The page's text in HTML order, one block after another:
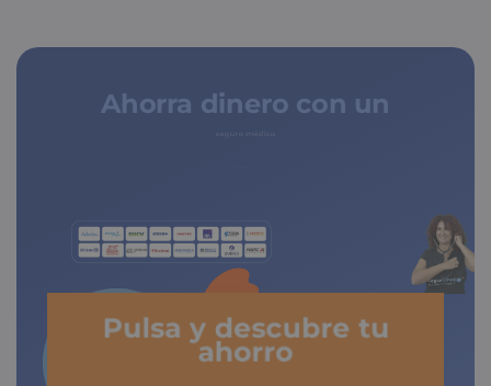
Ahorra dinero con un
Pulsa y descubre tu
ahorro